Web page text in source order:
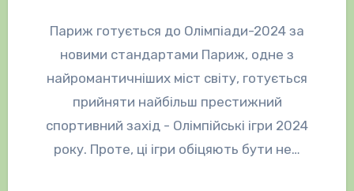
Париж готується до Олімпіади-2024 за
новими стандартами Париж, одне з
найромантичніших міст світу, готується
прийняти найбільш престижний
спортивний захід - Олімпійські ігри 2024
року. Проте, ці ігри обіцяють бути не…